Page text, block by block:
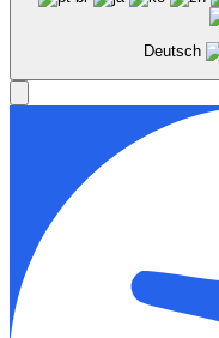
Deutsch